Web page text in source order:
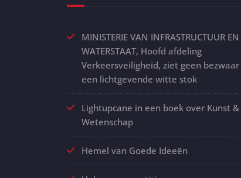
MINISTERIE VAN INFRASTRUCTUUR EN
WATERSTAAT, Hoofd afdeling
Verkeersveiligheid, ziet geen
een lichtgevende witte stok
Lightupcane in een boek over Kunst &
Wetenschap
Hemel van Goede Ideeën